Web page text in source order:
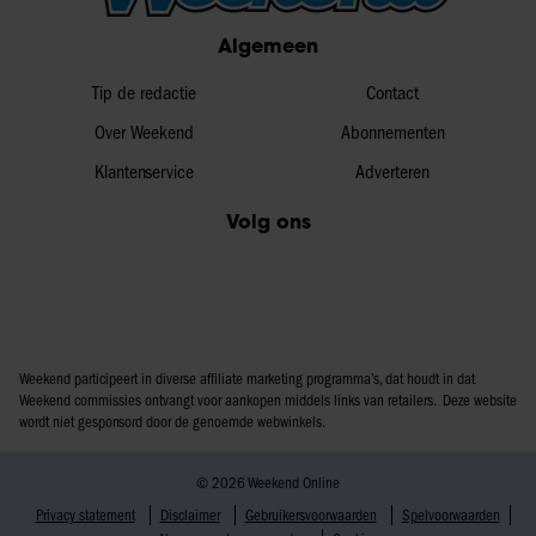
partners kunnen deze gegevens combineren met andere
informatie die u aan ze heeft verstrekt of die ze hebben
gaat akkoord met onze cookies als u onze website blijft
gebruiken.
Algemeen
Tip de redactie
Over Weekend
Klantenservice
Contact
Abonnementen
Adverteren
Volg ons
Weekend participeert in diverse affiliate marketing programma’s, dat houdt in dat
Weekend commissies ontvangt voor aankopen middels links van retailers. Deze website
wordt niet gesponsord door de genoemde webwinkels.
© 2026 Weekend Online
Privacy statement
Disclaimer Gebruikersvoorwaarden
Spelvoorwaarden